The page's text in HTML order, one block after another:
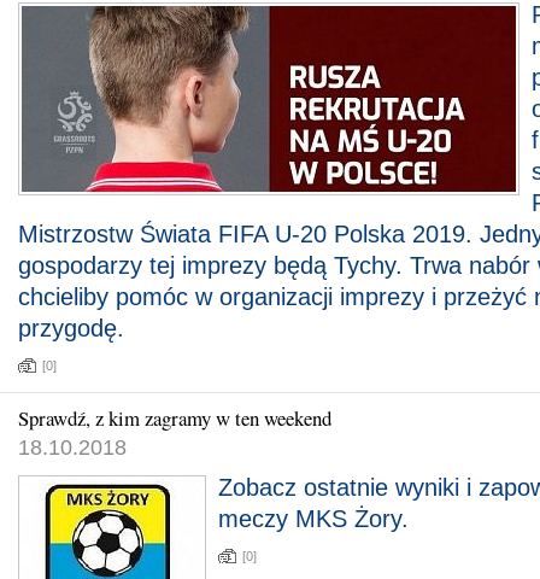
Mistrzostw Świata FIFA U-20 Polska 2019.
gospodarzy tej imprezy będą Tychy. Trwa
chcieliby pomóc w organizacji imprezy i przeżyć
przygodę.
[0]
Sprawdź, z kim zagramy w ten weekend
18.10.2018
Zobacz ostatnie wyniki i
meczy MKS Żory.
[0]